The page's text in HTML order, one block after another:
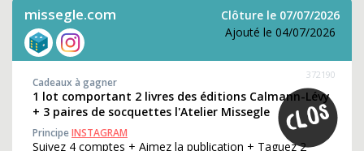
missegle.com
Clôture le 07/07/2026
Ajouté le 04/07/2026
372190
Cadeaux à gagner
1 lot comportant 2 livres des éditions Calmann-Lévy
+ 3 paires de socquettes l'Atelier Missegle
PrincipeINSTAGRAM
Suivez 4 comptes + Aimez la publication + Taguez 2